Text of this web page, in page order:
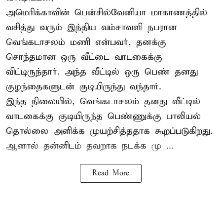
அமெரிக்காவின் பென்சில்வேனியா மாகாணத்தில்
வசித்து வரும் இந்திய வம்சாவளி நபரான
வெங்கடாசலம் மணி என்பவர், தனக்கு
சொந்தமான ஒரு வீட்டை வாடகைக்கு
விட்டிருந்தார். அந்த வீட்டில் ஒரு பெண் தனது
குழந்தைகளுடன் குடியிருந்து வந்தார்.
இந்த நிலையில், வெங்கடாசலம் தனது வீட்டில்
வாடகைக்கு குடியிருந்த பெண்ணுக்கு பாலியல்
தொல்லை அளிக்க முயற்சித்ததாக கூறப்படுகிறது.
ஆனால் தன்னிடம் தவறாக நடக்க மு ...
Read More